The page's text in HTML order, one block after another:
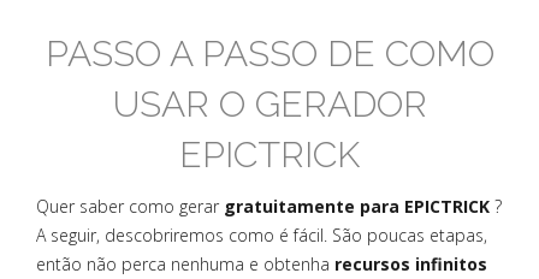
PASSO A PASSO DE COMO
USAR O GERADOR
EPICTRICK
Quer saber como gerar gratuitamente para EPICTRICK ?
A seguir, descobriremos como é fácil. São poucas etapas,
então não perca nenhuma e obtenha recursos infinitos